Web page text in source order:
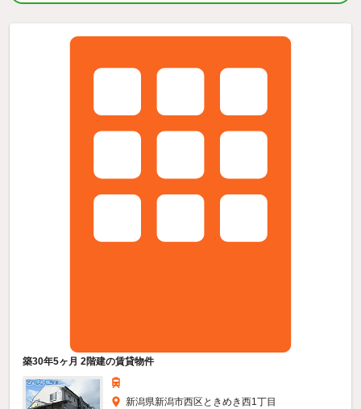
築30年5ヶ月 2階建の賃貸物件
新潟県新潟市西区ときめき西1丁目